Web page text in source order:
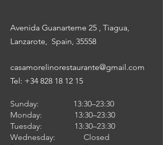
Avenida Guanarteme 25 , Tiagua,
Lanzarote, Spain, 35558
casamorelinorestaurante@gmail.com
Tel: +34 828 18 12 15
Sunday: 13:30–23:30
Monday: 13:30–23:30
Tuesday: 13:30–23:30
Wednesday: Closed